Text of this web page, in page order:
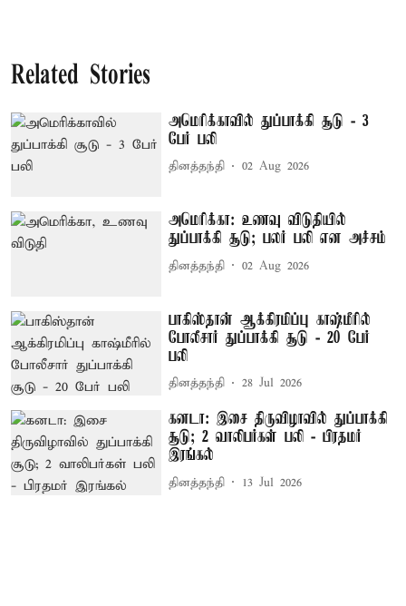
Related Stories
அமெரிக்காவில் துப்பாக்கி சூடு - 3
பேர் பலி
தினத்தந்தி 02 Aug 2026
அமெரிக்கா: உணவு விடுதியில்
துப்பாக்கி சூடு; பலர் பலி என அச்சம்
தினத்தந்தி 02 Aug 2026
பாகிஸ்தான் ஆக்கிரமிப்பு காஷ்மீரில்
போலீசார் துப்பாக்கி சூடு - 20 பேர்
பலி
தினத்தந்தி 28 Jul 2026
கனடா: இசை திருவிழாவில் துப்பாக்கி
சூடு; 2 வாலிபர்கள் பலி - பிரதமர்
இரங்கல்
தினத்தந்தி 13 Jul 2026